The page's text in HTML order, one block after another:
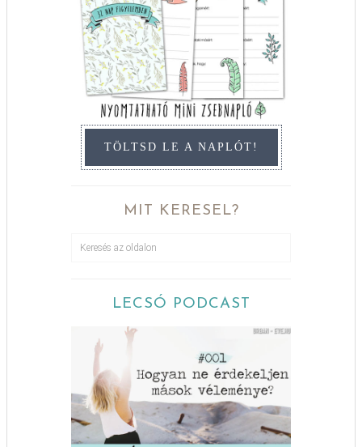
TÖLTSD LE A NAPLÓT!
MIT KERESEL?
LECSÓ PODCAST